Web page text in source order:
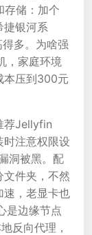
存储：加个
捷银河系
多。为啥强
，家庭环境
本压到300元
荐Jellyfin
注意权限设
洞被黑。配
件夹，不然
速，老显卡也
是边缘节点
反向代理，